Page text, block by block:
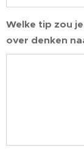
Welke tip zou
over denken